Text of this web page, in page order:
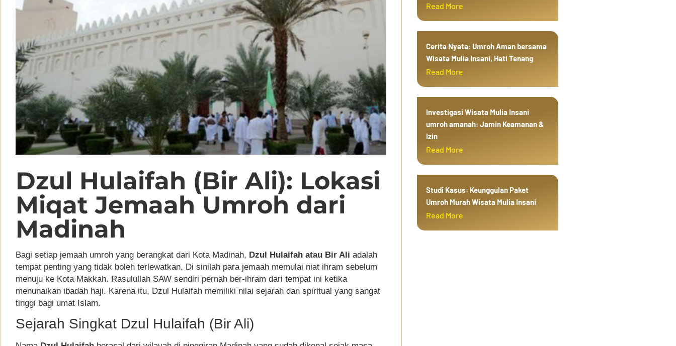
Dzul Hulaifah (Bir Ali): Lokasi
Miqat Jemaah Umroh dari
Madinah
Bagi setiap jemaah umroh yang berangkat dari Kota Madinah, Dzul Hulaifah atau Bir Ali adalah
tempat penting yang tidak boleh terlewatkan. Di sinilah para jemaah memulai niat ihram sebelum
menuju ke Kota Makkah. Rasulullah SAW sendiri pernah ber-ihram dari tempat ini ketika
menunaikan ibadah haji. Karena itu, Dzul Hulaifah memiliki nilai sejarah dan spiritual yang sangat
tinggi bagi umat Islam.
Sejarah Singkat Dzul Hulaifah (Bir Ali)
Read More
Cerita Nyata: Umroh Aman bersama
Wisata Mulia Insani, Hati Tenang
Read More
Investigasi Wisata Mulia Insani
umroh amanah: Jamin Keamanan &
Izin
Read More
Studi Kasus: Keunggulan Paket
Umroh Murah Wisata Mulia Insani
Read More